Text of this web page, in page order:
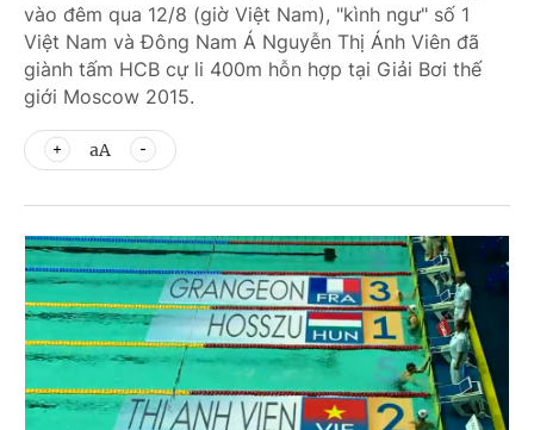
vào đêm qua 12/8 (giờ Việt Nam), "kình ngư" số 1
Việt Nam và Đông Nam Á Nguyễn Thị Ánh Viên đã
giành tấm HCB cự li 400m hỗn hợp tại Giải Bơi thế
giới Moscow 2015.
aA